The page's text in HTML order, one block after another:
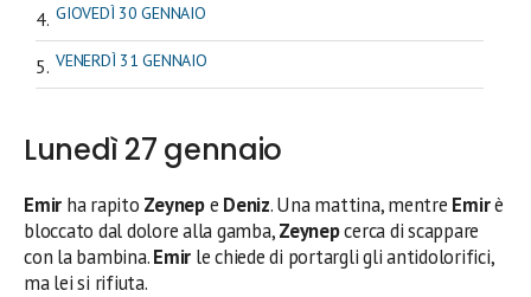
GIOVEDÌ 30 GENNAIO
VENERDÌ 31 GENNAIO
Lunedì 27 gennaio
Emir ha rapito Zeynepe Deniz. Una mattina, mentre Emirè
bloccato dal dolore alla gamba,Zeynepcerca di scappare
con la bambina.Emir le chiede di portargli gli antidolorifici,
ma lei si rifiuta.